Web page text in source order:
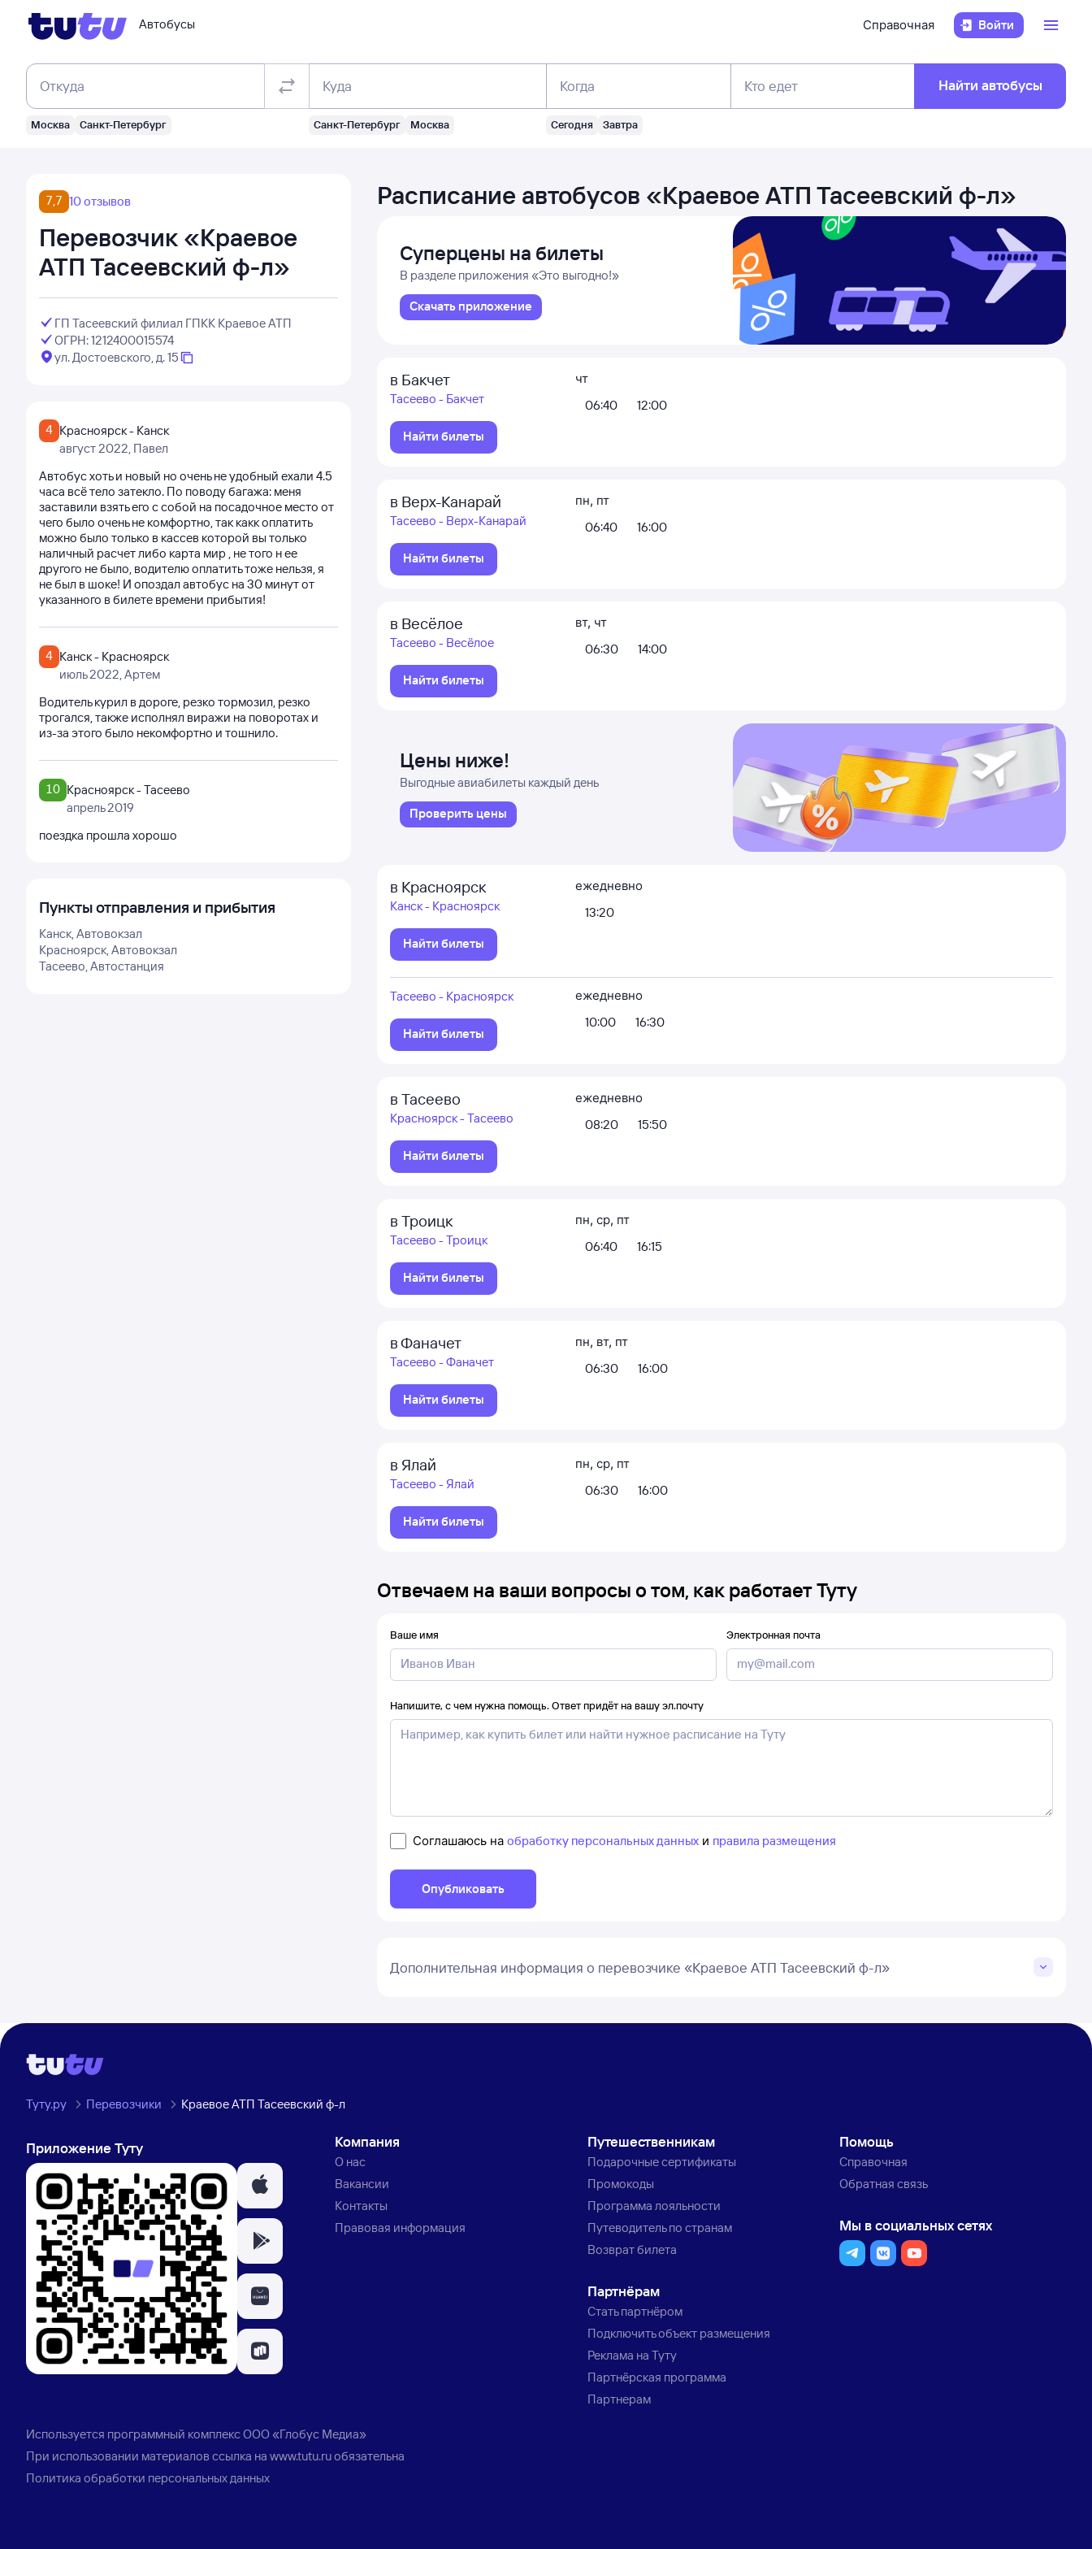
Автобусы Справочная Войти
Откуда
Москва Санкт-Петербург
Куда
Санкт-Петербург Москва
Когда
Сегодня Завтра
Кто едет Найти автобусы
7,7 10 отзывов
Перевозчик «Краевое
АТП Тасеевский ф-л»
ГП Тасеевский филиал ГПКК Краевое АТП
ОГРН: 1212400015574
ул. Достоевского, д. 15
Расписание автобусов «Краевое АТП Тасеевский ф-л»
Суперцены на билеты
В разделе приложения «Это выгодно!»
Скачать приложение
в Бакчет
Тасеево - Бакчет
Найти билеты
чт
06:40
12:00
в Верх-Канарай
Тасеево - Верх-Канарай
Найти билеты
пн, пт
06:40
16:00
в Весёлое
Тасеево - Весёлое
Найти билеты
вт, чт
06:30
14:00
Цены ниже!
Выгодные авиабилеты каждый день
Проверить цены
в Красноярск
Канск - Красноярск
Найти билеты
ежедневно
13:20
Тасеево - Красноярск
Найти билеты
ежедневно
10:00
16:30
в Тасеево
Красноярск - Тасеево
Найти билеты
ежедневно
08:20
15:50
в Троицк
Тасеево - Троицк
Найти билеты
пн, ср, пт
06:40
16:15
в Фаначет
Тасеево - Фаначет
Найти билеты
пн, вт, пт
06:30
16:00
в Ялай
Тасеево - Ялай
Найти билеты
пн, ср, пт
06:30
16:00
Отвечаем на ваши вопросы о том, как работает Туту
Ваше имя Электронная почта
Напишите, с чем нужна помощь. Ответ придёт на вашу эл.почту
Соглашаюсь на обработку персональных данных и правила размещения
Опубликовать
Дополнительная информация о перевозчике «Краевое АТП Тасеевский ф-л»
4 Красноярск - Канск
август 2022, Павел
Автобус хоть и новый но очень не удобный ехали 4.5
часа всё тело затекло. По поводу багажа: меня
заставили взять его с собой на посадочное место от
чего было очень не комфортно, так какк оплатить
можно было только в кассев которой вы только
наличный расчет либо карта мир , не того н ее
другого не было, водителю оплатить тоже нельзя, я
не был в шоке! И опоздал автобус на 30 минут от
указанного в билете времени прибытия!
4 Канск - Красноярск
июль 2022, Артем
Водитель курил в дороге, резко тормозил, резко
трогался, также исполнял виражи на поворотах и
из-за этого было некомфортно и тошнило.
10 Красноярск - Тасеево
апрель 2019
поездка прошла хорошо
Пункты отправления и прибытия
Канск, Автовокзал
Красноярск, Автовокзал
Тасеево, Автостанция
Туту.ру Перевозчики Краевое АТП Тасеевский ф-л
Приложение Туту Компания
О нас
Вакансии
Контакты
Правовая информация
Путешественникам
Подарочные сертификаты
Промокоды
Программа лояльности
Путеводитель по странам
Возврат билета
Партнёрам
Стать партнёром
Подключить объект размещения
Реклама на Туту
Партнёрская программа
Партнерам
Помощь
Справочная
Обратная связь
Мы в социальных сетях
Используется программный комплексООО «Глобус Медиа»
При использовании материалов ссылка на www.tutu.ruобязательна
Политика обработки персональных данных